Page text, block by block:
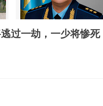
过一劫，一少将惨死